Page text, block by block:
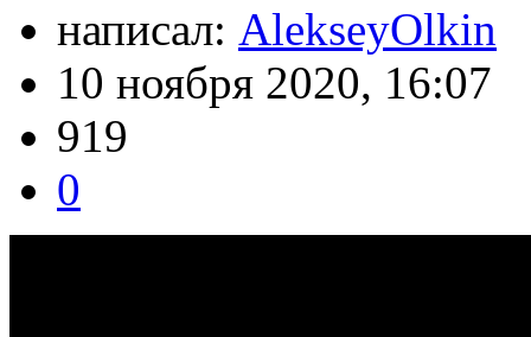
написал: AlekseyOlkin
10 ноября 2020, 16:07
919
0